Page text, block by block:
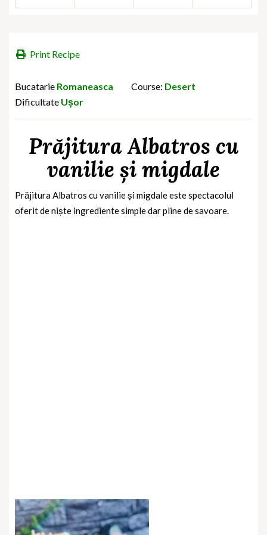
Print Recipe
Bucatarie Romaneasca Course: Desert
Dificultate Ușor
Prăjitura Albatros cu
vanilie și migdale
Prăjitura Albatros cu vanilie și migdale este spectacolul
oferit de niște ingrediente simple dar pline de savoare.